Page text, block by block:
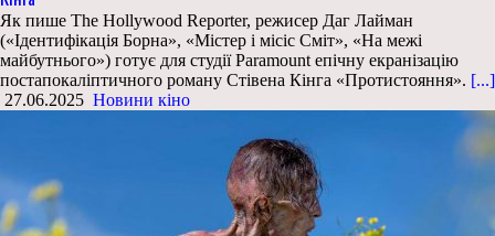
Як пише The Hollywood Reporter, режисер Даг Лайман
(«Ідентифікація Борна», «Містер і місіс Сміт», «На межі
майбутнього») готує для студії Paramount епічну екранізацію
постапокаліптичного роману Стівена Кінга «Протистояння». [...]
27.06.2025 Новини кіно